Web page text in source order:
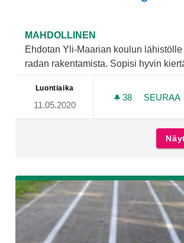
MAHDOLLINEN
Ehdotan Yli-Maarian koulun
radan rakentamista. Sopisi hyvin
Luontiaika
11.05.2020
38 38
SEURAA